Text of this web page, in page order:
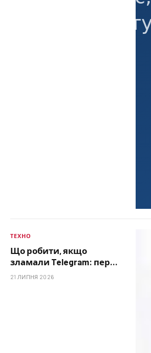
ТЕХНО
Що робити, якщо
зламали Telegram: перші
дії, відновлення доступу
21 ЛИПНЯ 2026